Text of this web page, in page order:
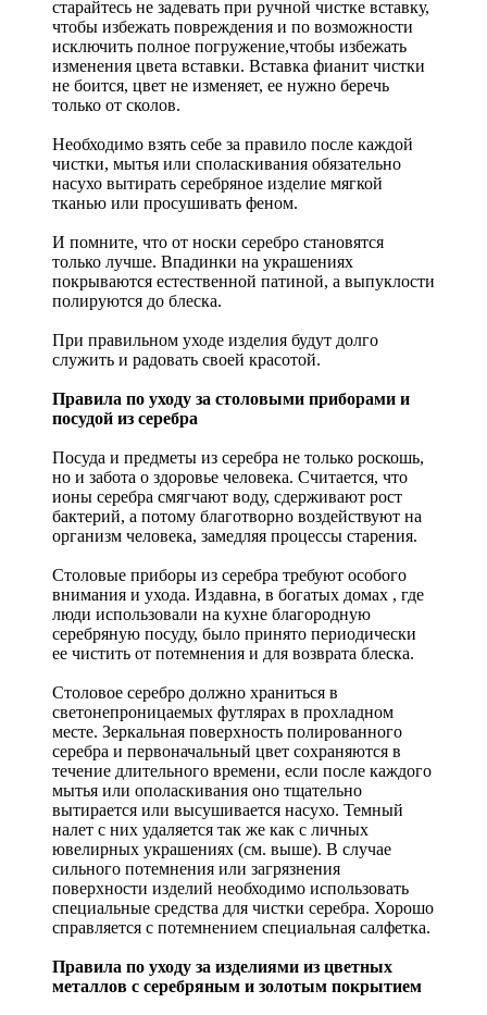
старайтесь не задевать при ручной чистке вставку,
чтобы избежать повреждения и по возможности
исключить полное погружение,чтобы избежать
изменения цвета вставки. Вставка фианит чистки
не боится, цвет не изменяет, ее нужно беречь
только от сколов.
Необходимо взять себе за правило после каждой
чистки, мытья или споласкивания обязательно
насухо вытирать серебряное изделие мягкой
тканью или просушивать феном.
И помните, что от носки серебро становятся
только лучше. Впадинки на украшениях
покрываются естественной патиной, а выпуклости
полируются до блеска.
При правильном уходе изделия будут долго
служить и радовать своей красотой.
Правила по уходу за столовыми приборами и
посудой из серебра
Посуда и предметы из серебра не только роскошь,
но и забота о здоровье человека. Считается, что
ионы серебра смягчают воду, сдерживают рост
бактерий, а потому благотворно воздействуют на
организм человека, замедляя процессы старения.
Столовые приборы из серебра требуют особого
внимания и ухода. Издавна, в богатых домах , где
люди использовали на кухне благородную
серебряную посуду, было принято периодически
ее чистить от потемнения и для возврата блеска.
Столовое серебро должно храниться в
светонепроницаемых футлярах в прохладном
месте. Зеркальная поверхность полированного
серебра и первоначальный цвет сохраняются в
течение длительного времени, если после каждого
мытья или ополаскивания оно тщательно
вытирается или высушивается насухо. Темный
налет с них удаляется так же как с личных
ювелирных украшениях (см. выше). В случае
сильного потемнения или загрязнения
поверхности изделий необходимо использовать
специальные средства для чистки серебра. Хорошо
справляется с потемнением специальная салфетка.
Правила по уходу за изделиями из цветных
металлов с серебряным и золотым покрытием